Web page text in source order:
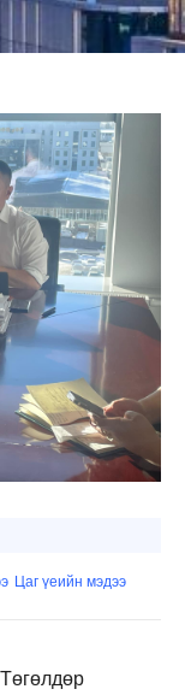
Цаг үеийн мэдээ